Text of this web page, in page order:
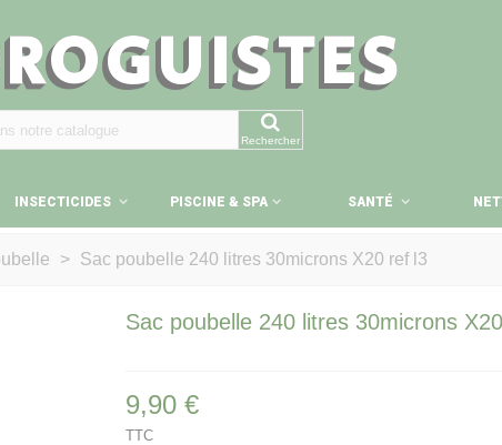
Rechercher
INSECTICIDES PISCINE & SPA SANTÉ
> Sac poubelle 240 litres 30microns X20 ref l3
Sac poubelle 240 litres 30microns
9,90 €
TTC